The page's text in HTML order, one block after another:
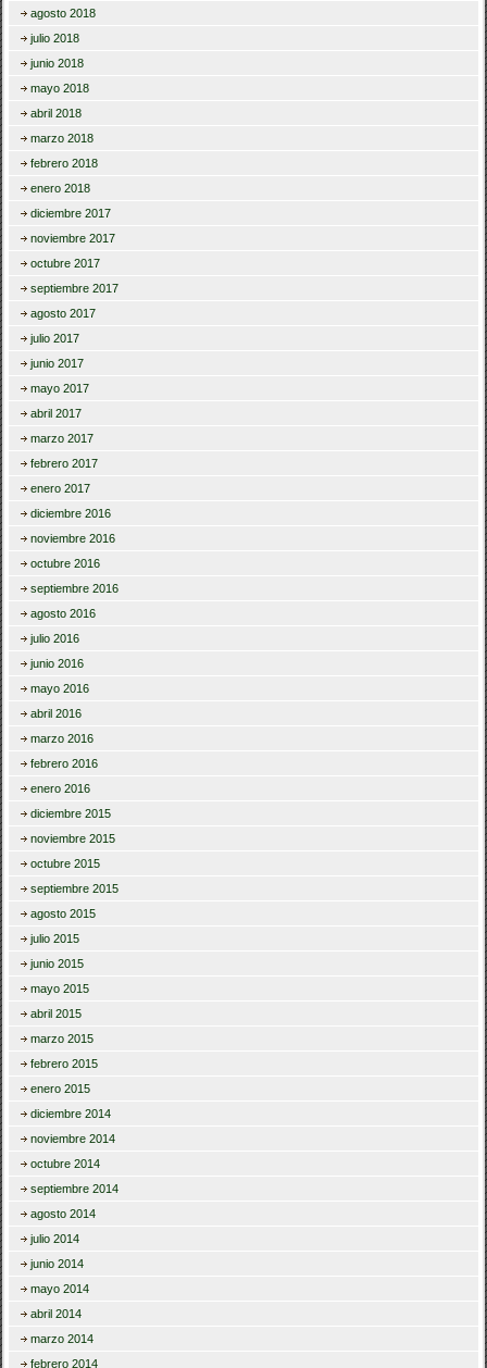
agosto 2018
julio 2018
junio 2018
mayo 2018
abril 2018
marzo 2018
febrero 2018
enero 2018
diciembre 2017
noviembre 2017
octubre 2017
septiembre 2017
agosto 2017
julio 2017
junio 2017
mayo 2017
abril 2017
marzo 2017
febrero 2017
enero 2017
diciembre 2016
noviembre 2016
octubre 2016
septiembre 2016
agosto 2016
julio 2016
junio 2016
mayo 2016
abril 2016
marzo 2016
febrero 2016
enero 2016
diciembre 2015
noviembre 2015
octubre 2015
septiembre 2015
agosto 2015
julio 2015
junio 2015
mayo 2015
abril 2015
marzo 2015
febrero 2015
enero 2015
diciembre 2014
noviembre 2014
octubre 2014
septiembre 2014
agosto 2014
julio 2014
junio 2014
mayo 2014
abril 2014
marzo 2014
febrero 2014